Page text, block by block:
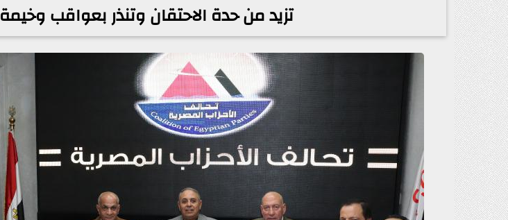
تزيد من حدة الاحتقان وتنذر بعواقب وخيمة